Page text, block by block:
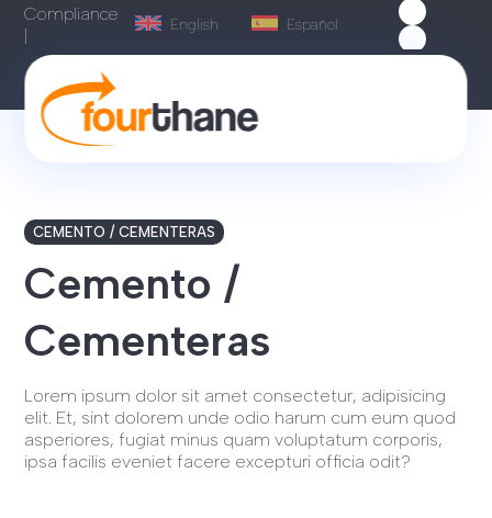
Compliance
|
English Español
CEMENTO / CEMENTERAS
Cemento /
Cementeras
Lorem ipsum dolor sit amet consectetur, adipisicing
elit. Et, sint dolorem unde odio harum cum eum quod
asperiores, fugiat minus quam voluptatum corporis,
ipsa facilis eveniet facere excepturi officia odit?